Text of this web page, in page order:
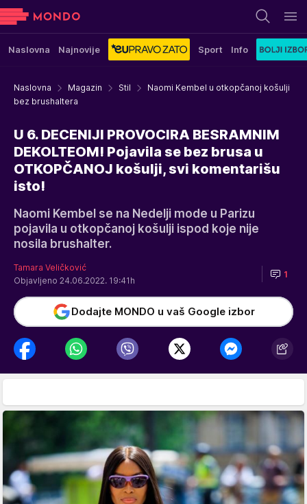
Naslovna Najnovije Sport Info
Naslovna Magazin Stil
Naomi Kembel u otkopčanoj košulji
bez brushaltera
U 6. DECENIJI PROVOCIRA BESRAMNIM
DEKOLTEOM! Pojavila se bez brusa u
OTKOPČANOJ košulji, svi komentarišu
isto!
Naomi Kembel se na Nedelji mode u Parizu
pojavila u otkopčanoj košulji ispod koje nije
nosila brushalter.
Tamara Veličković
Objavljeno 24.06.2022. 19:41h
1
Dodajte MONDO u vaš Google izbor